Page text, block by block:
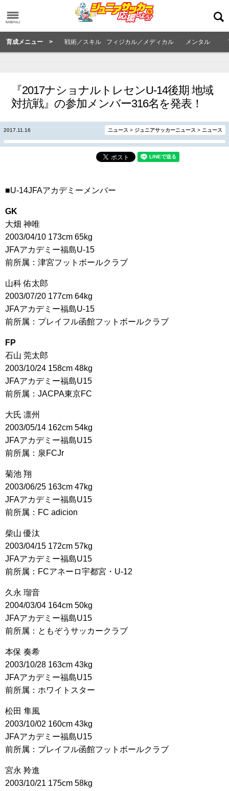
育成メニュー > 戦術／スキル フィジカル／メディカル メンタル
『2017ナショナルトレセンU-14後期 地域
対抗戦』の参加メンバー316名を発表！
2017.11.16 ニュース > ジュニアサッカーニュース > ニュース
■U-14JFAアカデミーメンバー
GK
大畑 神唯
2003/04/10 173cm 65kg
JFAアカデミー福島U-15
前所属：津宮フットボールクラブ
山科 佑太郎
2003/07/20 177cm 64kg
JFAアカデミー福島U-15
前所属：プレイフル函館フットボールクラブ
FP
石山 莞太郎
2003/10/24 158cm 48kg
JFAアカデミー福島U15
前所属：JACPA東京FC
大氏 凛州
2003/05/14 162cm 54kg
JFAアカデミー福島U15
前所属：泉FCJr
菊池 翔
2003/06/25 163cm 47kg
JFAアカデミー福島U15
前所属：FC adicion
柴山 優汰
2003/04/15 172cm 57kg
JFAアカデミー福島U15
前所属：FCアネーロ宇都宮・U-12
久永 瑠音
2004/03/04 164cm 50kg
JFAアカデミー福島U15
前所属：ともぞうサッカークラブ
本保 奏希
2003/10/28 163cm 43kg
JFAアカデミー福島U15
前所属：ホワイトスター
松田 隼風
2003/10/02 160cm 43kg
JFAアカデミー福島U15
前所属：プレイフル函館フットボールクラブ
宮永 羚進
2003/10/21 175cm 58kg